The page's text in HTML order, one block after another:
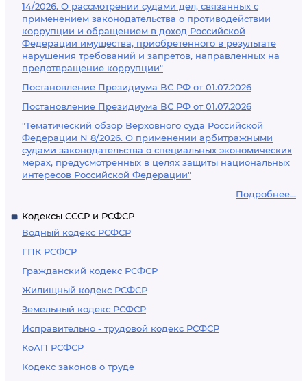
14/2026. О рассмотрении судами дел, связанных с
применением законодательства о противодействии
коррупции и обращением в доход Российской
Федерации имущества, приобретенного в результате
нарушения требований и запретов, направленных на
предотвращение коррупции"
Постановление Президиума ВС РФ от 01.07.2026
Постановление Президиума ВС РФ от 01.07.2026
"Тематический обзор Верховного суда Российской
Федерации N 8/2026. О применении арбитражными
судами законодательства о специальных экономических
мерах, предусмотренных в целях защиты национальных
интересов Российской Федерации"
Подробнее...
Кодексы СССР и РСФСР
Водный кодекс РСФСР
ГПК РСФСР
Гражданский кодекс РСФСР
Жилищный кодекс РСФСР
Земельный кодекс РСФСР
Исправительно - трудовой кодекс РСФСР
КоАП РСФСР
Кодекс законов о труде